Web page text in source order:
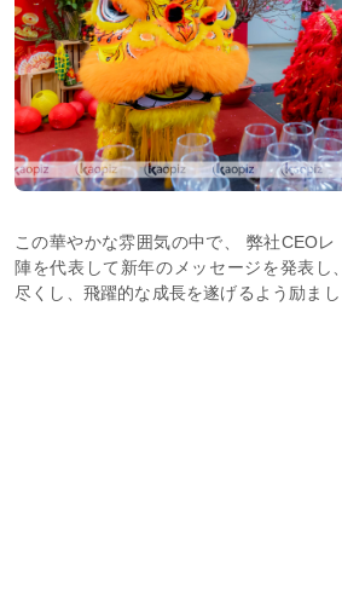
この華やかな雰囲気の中で、 弊社CEO
陣を代表して新年のメッセージを発表し
尽くし、飛躍的な成長を遂げるよう励まし